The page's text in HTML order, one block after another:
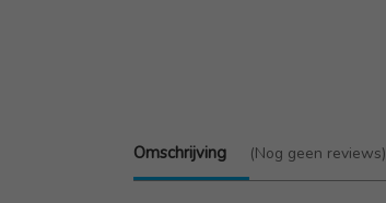
Omschrijving (Nog geen reviews)